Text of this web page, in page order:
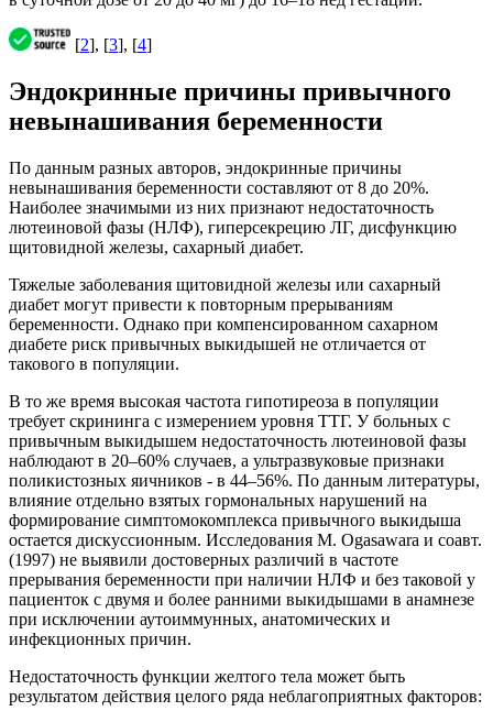
[2], [3], [4]
Эндокринные причины привычного
невынашивания беременности
По данным разных авторов, эндокринные причины
невынашивания беременности составляют от 8 до 20%.
Наиболее значимыми из них признают недостаточность
лютеиновой фазы (НЛФ), гиперсекрецию ЛГ, дисфункцию
щитовидной железы, сахарный диабет.
Тяжелые заболевания щитовидной железы или сахарный
диабет могут привести к повторным прерываниям
беременности. Однако при компенсированном сахарном
диабете риск привычных выкидышей не отличается от
такового в популяции.
В то же время высокая частота гипотиреоза в популяции
требует скрининга с измерением уровня ТТГ. У больных с
привычным выкидышем недостаточность лютеиновой фазы
наблюдают в 20–60% случаев, а ультразвуковые признаки
поликистозных яичников - в 44–56%. По данным литературы,
влияние отдельно взятых гормональных нарушений на
формирование симптомокомплекса привычного выкидыша
остается дискуссионным. Исследования M. Ogasawara и соавт.
(1997) не выявили достоверных различий в частоте
прерывания беременности при наличии НЛФ и без таковой у
пациенток с двумя и более ранними выкидышами в анамнезе
при исключении аутоиммунных, анатомических и
инфекционных причин.
Недостаточность функции желтого тела может быть
результатом действия целого ряда неблагоприятных факторов: